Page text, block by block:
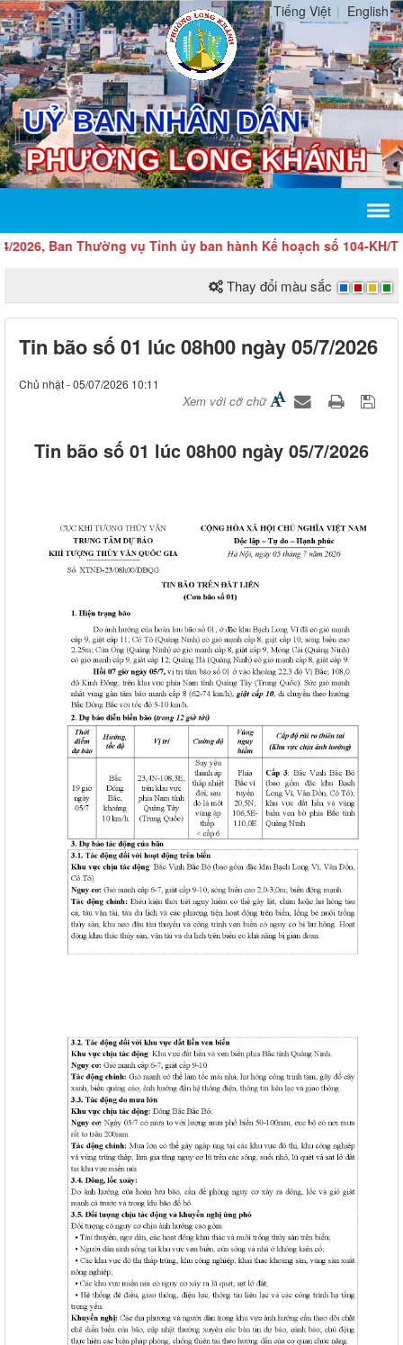
Tiếng Việt English
Ban Thường vụ Tỉnh ủy ban hành Kế hoạch số 104-KH/TU
Thay đổi màu sắc
Tin bão số 01 lúc 08h00 ngày 05/7/2026
Chủ nhật - 05/07/2026 10:11
Xem với cỡ chữ
Tin bão số 01 lúc 08h00 ngày 05/7/2026